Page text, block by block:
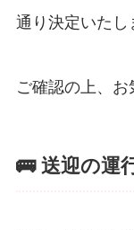
通り決定いたし
ご確認の上、お
🚌 送迎の運